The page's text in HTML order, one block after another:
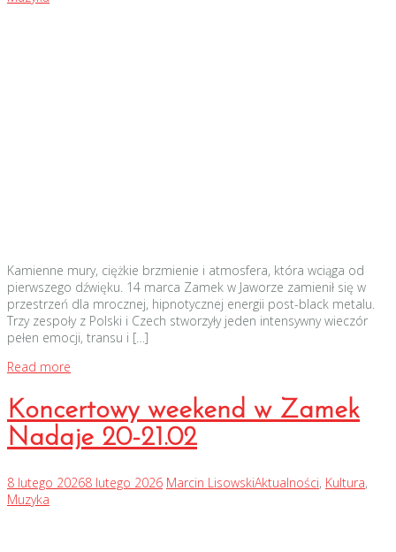
Kamienne mury, ciężkie brzmienie i atmosfera, która wciąga od
pierwszego dźwięku. 14 marca Zamek w Jaworze zamienił się w
przestrzeń dla mrocznej, hipnotycznej energii post-black metalu.
Trzy zespoły z Polski i Czech stworzyły jeden intensywny wieczór
pełen emocji, transu i […]
Read more
Koncertowy weekend w Zamek
Nadaje 20-21.02
8 lutego 20268 lutego 2026 Marcin LisowskiAktualności, Kultura,
Muzyka